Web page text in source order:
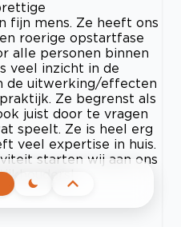
fijn mens. Ze heeft ons
roerige opstartfase
alle personen binnen
veel inzicht in de
de uitwerking/effecten
Ze begrenst als
juist door te vragen
speelt. Ze is heel erg
veel expertise in huis.
starten wij aan ons